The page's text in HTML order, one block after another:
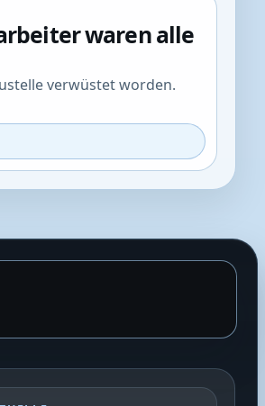
waren alle
verwüstet worden.